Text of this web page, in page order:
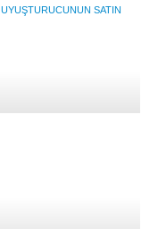
UYUŞTURUCUNUN SATIN